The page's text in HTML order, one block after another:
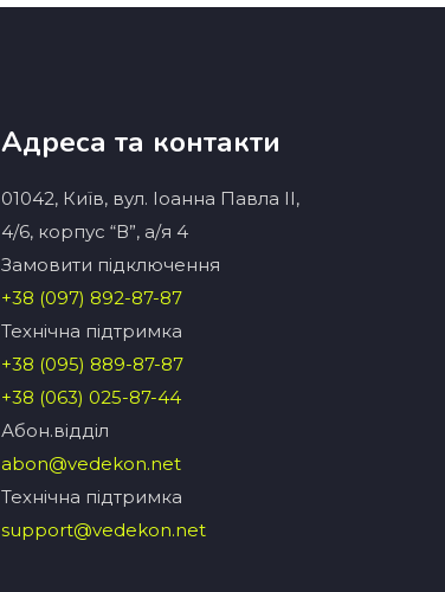
Адреса та контакти
01042, Київ, вул. Іоанна Павла ІІ,
4/6, корпус “В”, а/я 4
Замовити підключення
+38 (097) 892-87-87
Технічна підтримка
+38 (095) 889-87-87
+38 (063) 025-87-44
Абон.вiддiл
abon@vedekon.net
Технічна підтримка
support@vedekon.net